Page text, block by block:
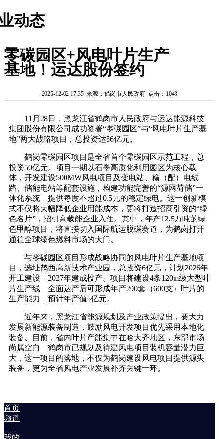
动态
零碳园区+风电叶片生产
基地！运达股份签约
2025-12-02 17:35 来源：鹤岗市人民政府 点击：1043
11月28日，黑龙江省鹤岗市人民政府与运达能源科技
集团股份有限公司成功签署“零碳园区”与“风电叶片生产基
地”两大战略项目，总投资达56亿元。
鹤岗零碳园区项目是全省首个零碳园区示范工程，总
投资50亿元。项目一期以石墨高质化利用园区为核心载
体，开发建设500MW风电项目及变电站、输（配）电线
路、储能电站等配套设施，构建功能完善的“源网荷储”一
体化系统，提供每度不超过0.5元的稳定绿电。这一创新模
式不仅将大幅降低企业用能成本，更将打造招商引资的“绿
色名片”，招引高载能企业入住。其中，年产12.5万吨的绿
色甲醇项目，将直接切入国际航运脱碳赛道，为鹤岗打开
通往全球绿色燃料市场的大门。
与零碳园区项目形成战略协同的风电叶片生产基地项
目，选址鹤西高新技术产业园，总投资6亿元，计划2026年
开工建设，2027年建成投产。项目将建设4条120m级大型叶
片生产线，全面达产后可形成年产200套（600支）叶片的
生产能力，预计年产值6亿元。
近年来，黑龙江省能源规划及产业政策提出，要大力
发展新能源装备制造，鼓励风电开发项目优先采用本地化
装备。目前，省内叶片产能集中在哈大齐地区，东部市场
尚属空白，鹤岗市已规划及待建风电项目装机容量潜力巨
大，这一项目的落地，不仅为鹤岗建设风电项目提供源头
装备，更为全省风电产业发展补齐关键一环。
首页
频道